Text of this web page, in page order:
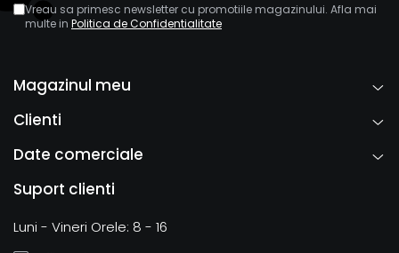
Vreau sa primesc newsletter cu promotiile magazinului. Afla mai
multe in Politica de Confidentialitate
Magazinul meu
Clienti
Date comerciale
Suport clienti
Luni - Vineri Orele: 8 - 16